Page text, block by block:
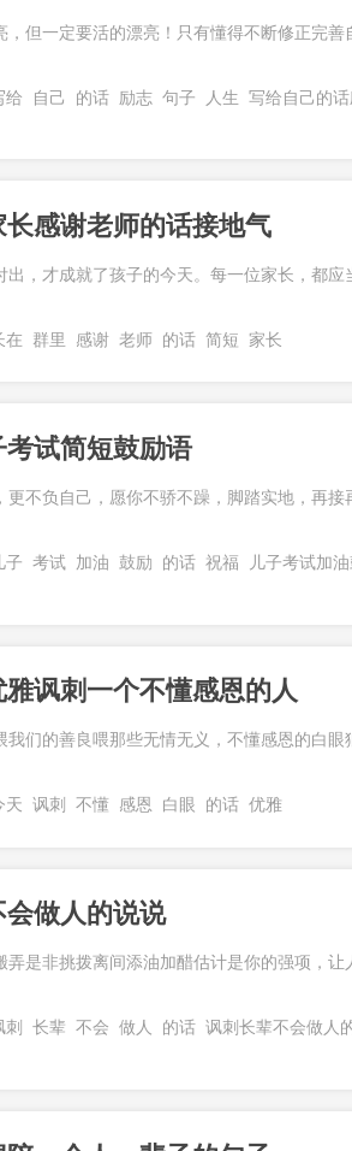
但一定要活的漂亮！只有懂得不断修正完善
给 自己 的话 励志 句子 人生
写给自己的话
感谢老师的话接地气
，才成就了孩子的今天。每一位家长，都应
在 群里 感谢 老师 的话 简短 家长
试简短鼓励语
不负自己，愿你不骄不躁，脚踏实地，再接
子 考试 加油 鼓励 的话 祝福
儿子考试加油
讽刺一个不懂感恩的人
们的善良喂那些无情无义，不懂感恩的白眼
天 讽刺 不懂 感恩 白眼 的话 优雅
做人的说说
是非挑拨离间添油加醋估计是你的强项，让
刺 长辈 不会 做人 的话 讽刺长辈不会做人